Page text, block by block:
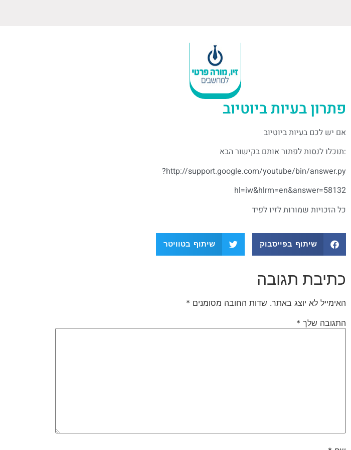
פתרון בעיות ביו­טיוב
אם יש לכם בעיות ביו­טיוב
:תוכלו לנסות לפתור אותם בקישור הבא
http://support.google.com/youtube/bin/answer.py?
hl=iw&hlrm=en&answer=58132
כל הזכויות שמורות לזיו לפיד
שיתוף בפייסבוק שיתוף בטוויטר
כתיבת תגובה
האימייל לא יוצג באתר. שדות החובה מסומנים *
התגובה שלך *